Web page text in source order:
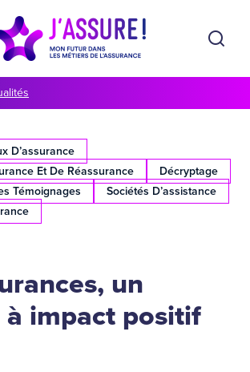
D’assurance
Et De Réassurance
Décryptage
Témoignages
Sociétés D’assistance
un
à impact positif